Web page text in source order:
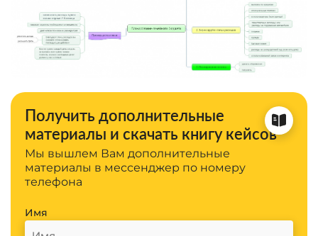
Получить дополнительные
материалы и скачать книгу кейсов
Мы вышлем Вам дополнительные
материалы в мессенджер по номеру
телефона
Имя